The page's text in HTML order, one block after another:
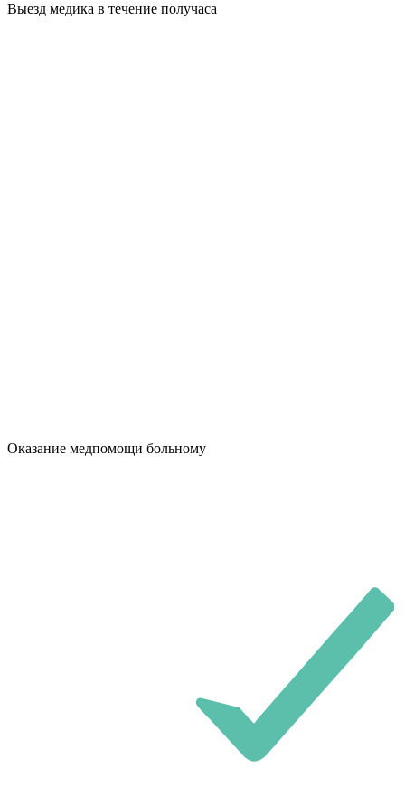
Выезд медика в течение получаса
Оказание медпомощи больному